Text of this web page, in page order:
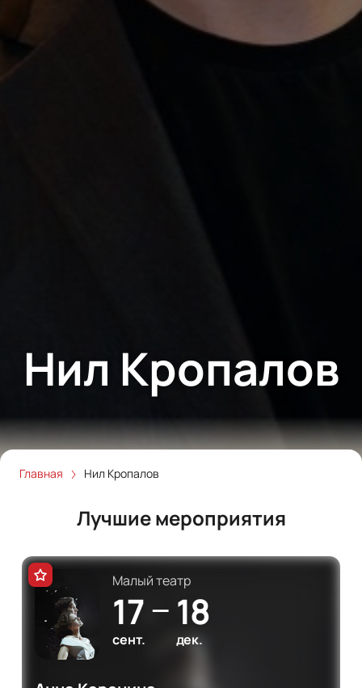
Нил Кропалов
Главная Нил Кропалов
Лучшие мероприятия
Малый театр
17
сент.
— 18
дек.